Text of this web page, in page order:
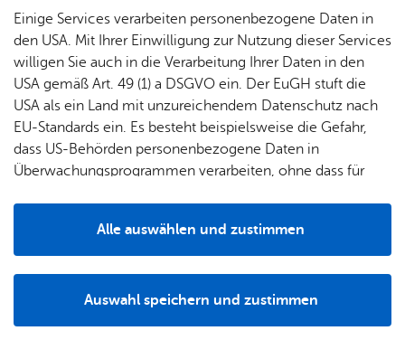
Ämter
A–Z
Diens
t­leis­
tun­gen
A–Z
For­
fent­li­
che
Be­
kannt­
ma­
chun­
& TV
Pres­se
Bil­
dung
& Be­
treu­
ung
Potz­
be­
treu­
ung
Schu­
len
Bau­
stel­len
& Um­
lei­tun­
Um­
welt &
Kli­ma­
Sa­nie­
ren &
bi­li­en
Stadt­
Fa­mi­lie
& Kin­
der
Se­nio­
ren
Woh­
nen
re­frei
Pfle­ge
& Un­
ter­stüt­
zung
Bau­grund­stü­cke
Even­tu­ell ste­hen in der zu­ge­hö­ri­gen Dienst­leis­tung wei­te­
re For­mu­la­re oder di­gi­ta­le On­line-Diens­te zur Ver­fü­gung.
Zur Über­sicht
Einige Services verarbeiten personenbezogene Daten in
den USA. Mit Ihrer Einwilligung zur Nutzung dieser Services
willigen Sie auch in die Verarbeitung Ihrer Daten in den
USA gemäß Art. 49 (1) a DSGVO ein. Der EuGH stuft die
USA als ein Land mit unzureichendem Datenschutz nach
EU-Standards ein. Es besteht beispielsweise die Gefahr,
dass US-Behörden personenbezogene Daten in
Überwachungsprogrammen verarbeiten, ohne dass für
Auswahl speichern und zustimmen
Alle auswählen und zustimmen